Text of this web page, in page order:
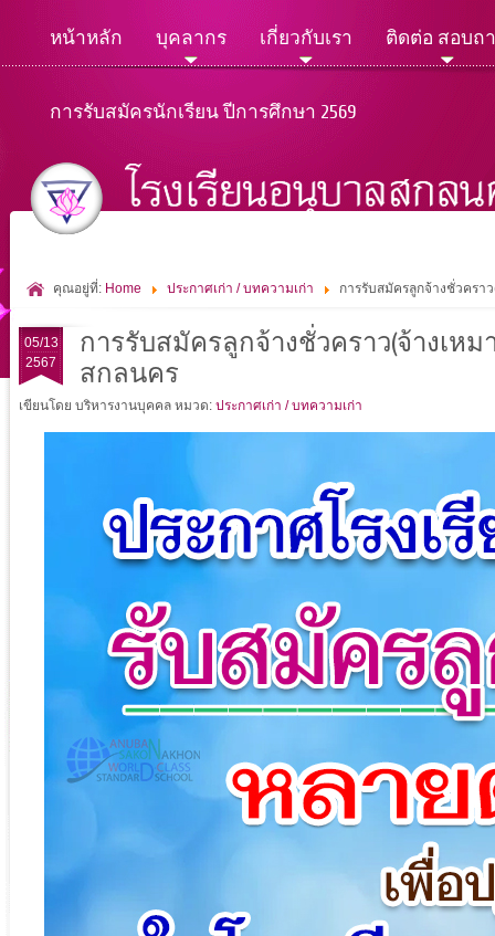
หน้าหลัก บุคลากร เกี่ยวกับเรา ติดต่อ สอบถ
การรับสมัครนักเรียน ปีการศึกษา 2569
คุณอยู่ที่: Home ประกาศเก่า / บทความเก่า การรับสมัครลูกจ้างชั่วครา
05/13
2567
การรับสมัครลูกจ้างชั่วคราว(จ้างเห
สกลนคร
เขียนโดย บริหารงานบุคคล หมวด: ประกาศเก่า / บทความเก่า